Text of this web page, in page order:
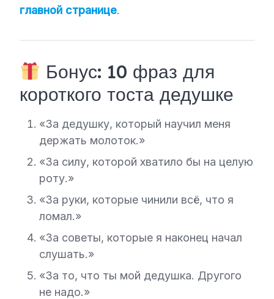
главной странице.
Бонус: 10 фраз для
короткого тоста дедушке
«За дедушку, который научил меня
держать молоток.»
«За силу, которой хватило бы на целую
роту.»
«За руки, которые чинили всё, что я
ломал.»
«За советы, которые я наконец начал
слушать.»
«За то, что ты мой дедушка. Другого
не надо.»